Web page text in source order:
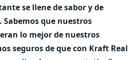
se llene de sabor y de
que nuestros
lo mejor de nuestros
seguros de que con Kraft Real